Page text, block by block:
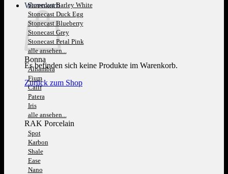
Warenkorb
Es befinden sich keine Produkte im Warenkorb.
Zurück zum Shop
Stonecast Barley White
Stonecast Duck Egg
Stonecast Blueberry
Stonecast Grey
Stonecast Petal Pink
alle ansehen...
Bonna
Alhambra
Fium
Calif
Patera
Iris
alle ansehen...
RAK Porcelain
Spot
Karbon
Shale
Ease
Nano